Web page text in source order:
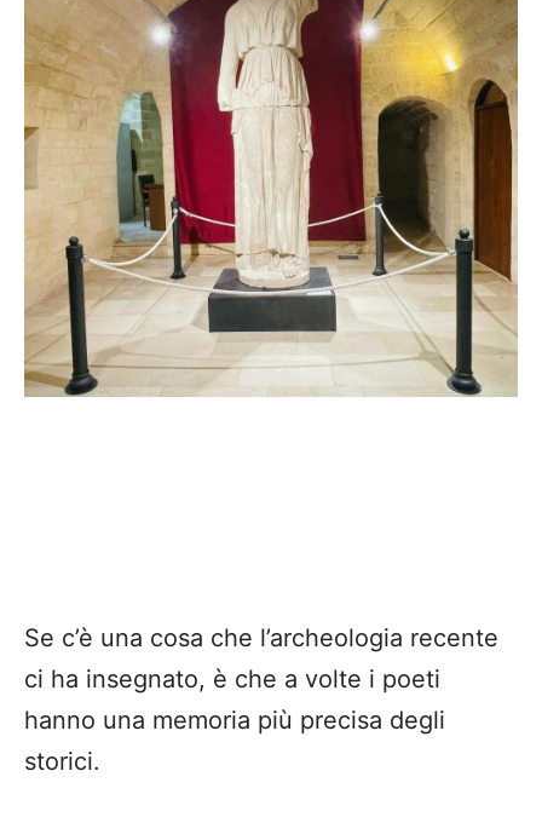
Se c’è una cosa che l’archeologia recente
ci ha insegnato, è che a volte i poeti
hanno una memoria più precisa degli
storici.